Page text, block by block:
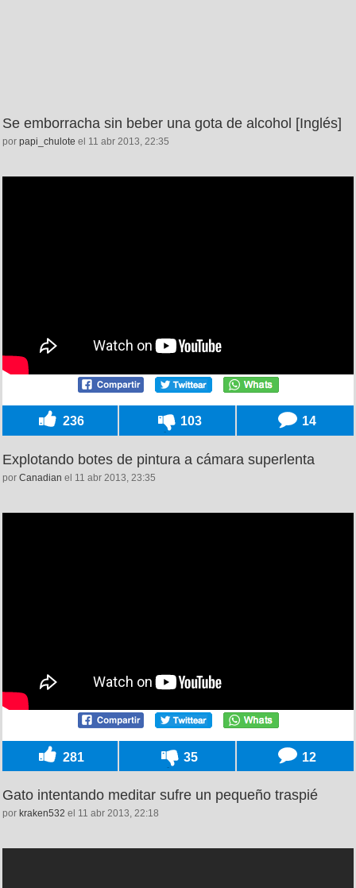
Se emborracha sin beber una gota de alcohol [Inglés]
por papi_chulote el 11 abr 2013, 22:35
236 103 14
Explotando botes de pintura a cámara superlenta
por Canadian el 11 abr 2013, 23:35
281 35 12
Gato intentando meditar sufre un pequeño traspié
por kraken532 el 11 abr 2013, 22:18